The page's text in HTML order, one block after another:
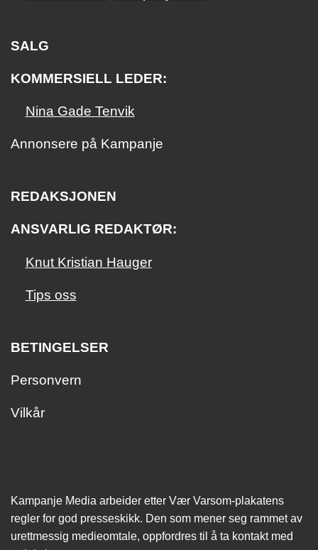
SALG
KOMMERSIELL LEDER:
Nina Gade Tenvik
Annonsere på Kampanje
REDAKSJONEN
ANSVARLIG REDAKTØR:
Knut Kristian Hauger
Tips oss
BETINGELSER
Personvern
Vilkår
Kampanje Media arbeider etter Vær Varsom-plakatens
regler for god presseskikk. Den som mener seg rammet av
urettmessig medie­omtale, oppfordres til å ta kontakt med